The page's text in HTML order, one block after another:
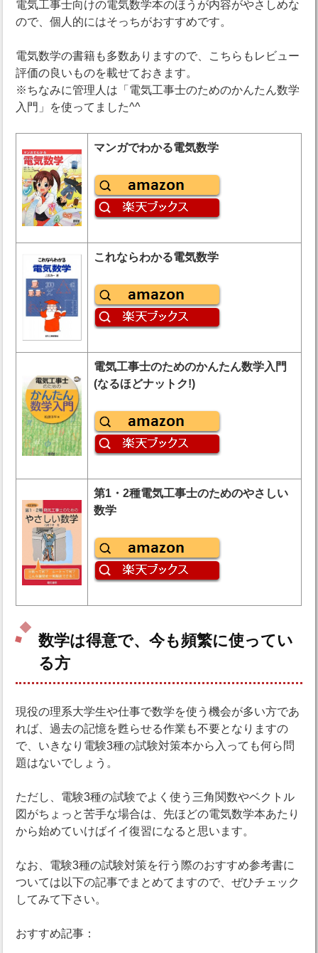
電気工事士向けの電気数学本のほうが内容がやさしめな
ので、個人的にはそっちがおすすめです。
電気数学の書籍も多数ありますので、こちらもレビュー
評価の良いものを載せておきます。
※ちなみに管理人は「電気工事士のためのかんたん数学
入門」を使ってました^^
マンガでわかる電気数学
これならわかる電気数学
電気工事士のためのかんたん数学入門
(なるほどナットク!)
第1・2種電気工事士のためのやさしい
数学
数学は得意で、今も頻繁に使ってい
る方
現役の理系大学生や仕事で数学を使う機会が多い方であ
れば、過去の記憶を甦らせる作業も不要となりますの
で、いきなり電験3種の試験対策本から入っても何ら問
題はないでしょう。
ただし、電験3種の試験でよく使う三角関数やベクトル
図がちょっと苦手な場合は、先ほどの電気数学本あたり
から始めていけばイイ復習になると思います。
なお、電験3種の試験対策を行う際のおすすめ参考書に
ついては以下の記事でまとめてますので、ぜひチェック
してみて下さい。
おすすめ記事：